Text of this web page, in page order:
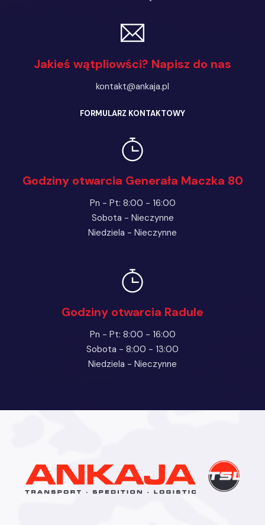
Jakieś wątpliowści? Napisz do nas
kontakt@ankaja.pl
FORMULARZ KONTAKTOWY
Godziny otwarcia Generała Maczka 80
Pn - Pt: 8:00 - 16:00
Sobota - Nieczynne
Niedziela - Nieczynne
Godziny otwarcia Radule
Pn - Pt: 8:00 - 16:00
Sobota - 8:00 - 13:00
Niedziela - Nieczynne